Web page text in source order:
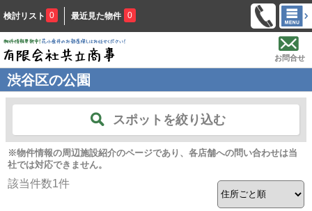
検討リスト 0 最近見た物件 0
お問合せ
渋谷区の公園
スポットを絞り込む
※物件情報の周辺施設紹介のページであり、各店舗への問い合わせは当
社では対応できません。
該当件数1件